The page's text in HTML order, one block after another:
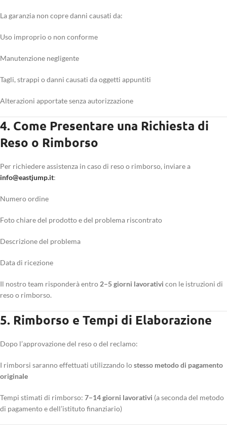
La garanzia non copre danni causati da:
Uso improprio o non conforme
Manutenzione negligente
Tagli, strappi o danni causati da oggetti appuntiti
Alterazioni apportate senza autorizzazione
4. Come Presentare una Richiesta di
Reso o Rimborso
Per richiedere assistenza in caso di reso o rimborso, inviare a
info@eastjump.it:
Numero ordine
Foto chiare del prodotto e del problema riscontrato
Descrizione del problema
Data di ricezione
Il nostro team risponderà entro 2–5 giorni lavorativi con le istruzioni di
reso o rimborso.
5. Rimborso e Tempi di Elaborazione
Dopo l’approvazione del reso o del reclamo:
I rimborsi saranno effettuati utilizzando lostesso metodo di pagamento
originale
Tempi stimati di rimborso: 7–14 giorni lavorativi (a seconda del metodo
di pagamento e dell’istituto finanziario)